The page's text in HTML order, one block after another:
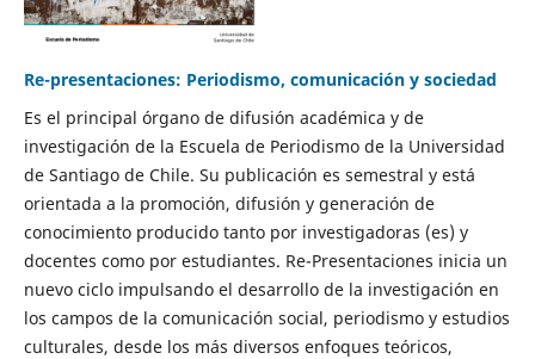
Re-presentaciones: Periodismo, comunicación y sociedad
Es el principal órgano de difusión académica y de
investigación de la Escuela de Periodismo de la Universidad
de Santiago de Chile. Su publicación es semestral y está
orientada a la promoción, difusión y generación de
conocimiento producido tanto por investigadoras (es) y
docentes como por estudiantes. Re-Presentaciones inicia un
nuevo ciclo impulsando el desarrollo de la investigación en
los campos de la comunicación social, periodismo y estudios
culturales, desde los más diversos enfoques teóricos,